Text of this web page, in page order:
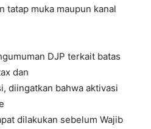
tatap muka maupun kanal
DJP terkait batas
dan
diingatkan bahwa aktivasi
dilakukan sebelum Wajib